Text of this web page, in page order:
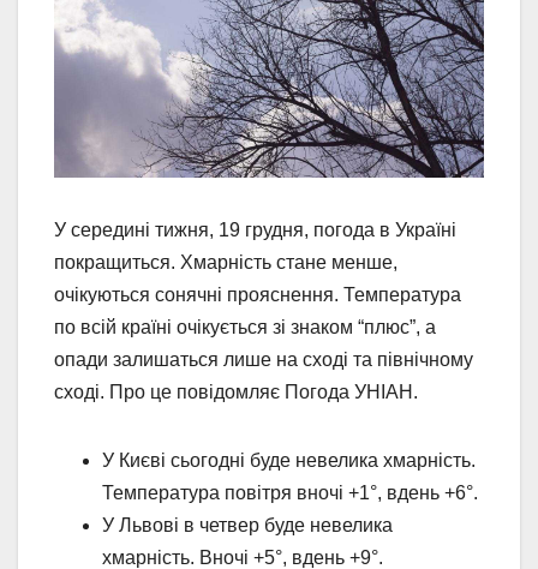
У середині тижня, 19 грудня, погода в Україні
покращиться. Хмарність стане менше,
очікуються сонячні прояснення. Температура
по всій країні очікується зі знаком “плюс”, а
опади залишаться лише на сході та північному
сході. Про це повідомляє Погода УНІАН.
У Києві сьогодні буде невелика хмарність.
Температура повітря вночі +1°, вдень +6°.
У Львові в четвер буде невелика
хмарність. Вночі +5°, вдень +9°.